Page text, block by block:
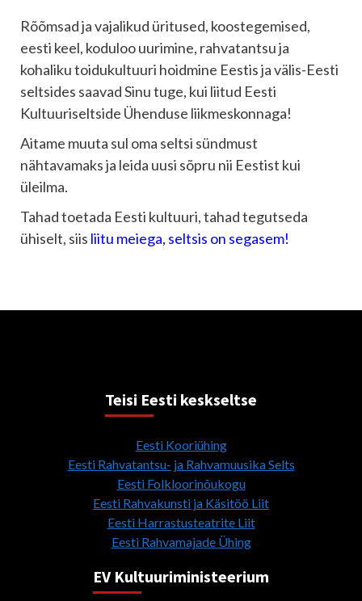
Rõõmsad ja vajalikud üritused, koostegemised,
eesti keel, koduloo uurimine, rahvatantsu ja
kohaliku toidukultuuri hoidmine Eestis ja välis-Eesti
seltsides saavad Sinu tuge, kui liitud Eesti
Kultuuriseltside Ühenduse liikmeskonnaga!
Aitame muuta sul oma seltsi sündmust
nähtavamaks ja leida uusi sõpru nii Eestist kui
üleilma.
Tahad toetada Eesti kultuuri, tahad tegutseda
ühiselt, siis liitu meiega, seltsis on segasem!
Teisi Eesti keskseltse
Eesti Kooriühing
Eesti Rahvatantsu- ja Rahvamuusika Selts
Eesti Folkloorinõukogu
Eesti Rahvakunsti ja Käsitöö Liit
Eesti Harrastusteatrite Liit
Eesti Rahvamajade Ühing
EV Kultuuriministeerium